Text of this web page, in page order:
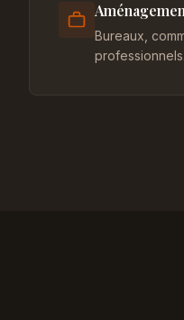
Bureaux,
professionnels.